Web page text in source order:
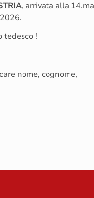
, arrivata alla 14.ma
tedesco !
nome, cognome,